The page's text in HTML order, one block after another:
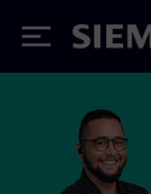
Siemens